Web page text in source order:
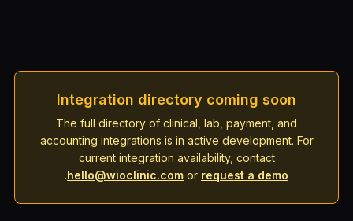
Integration directory coming soon
The full directory of clinical, lab, payment, and
accounting integrations is in active development. For
current integration availability, contact
hello@wioclinic.com or request a demo
.